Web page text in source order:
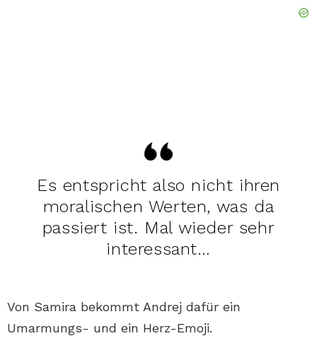
Es entspricht also nicht ihren
moralischen Werten, was da
passiert ist. Mal wieder sehr
interessant…
Von Samira bekommt Andrej dafür ein
Umarmungs- und ein Herz-Emoji.